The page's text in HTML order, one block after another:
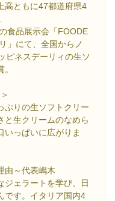
高ともに47都道府県4
食品展示会「FOODE
」にて、全国からノ
ピネスデーリィの生ソ
ぷりの生ソフトクリー
と生クリームのなめら
いっぱいに広がりま
由～代表嶋木
ジェラートを学び、日
です。イタリア国内4